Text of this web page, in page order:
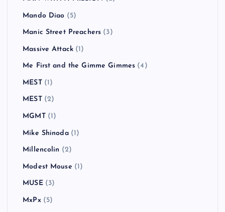
Mando Diao (5)
Manic Street Preachers (3)
Massive Attack (1)
Me First and the Gimme Gimmes (4)
MEST(1)
MEST(2)
MGMT(1)
Mike Shinoda(1)
Millencolin (2)
Modest Mouse (1)
MUSE(3)
MxPx(5)